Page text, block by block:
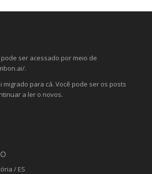
ser acessado por meio de
.
migrado para cá. Você pode ser os posts
a ler o novos.
/ ES